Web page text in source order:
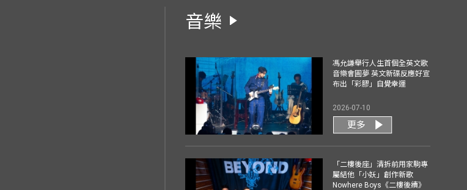
音樂
馮允謙舉行人生首個全英文歌
音樂會圓夢 英文新碟反應好宣
布出「彩膠」自覺幸運
2026-07-10
更多
「二樓後座」清拆前用家駒專
屬結他「小妖」創作新歌
Nowhere Boys《二樓後續》